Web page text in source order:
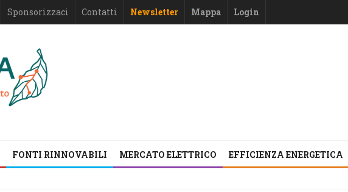
Sponsorizzaci Contatti Newsletter Mappa Login
FONTI RINNOVABILI MERCATO ELETTRICO EFFICIENZA ENERGETICA